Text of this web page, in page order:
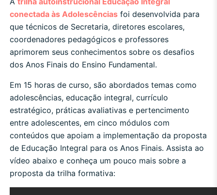
conectada às Adolescências foi desenvolvida para
que técnicos de Secretaria, diretores escolares,
coordenadores pedagógicos e professores
aprimorem seus conhecimentos sobre os desafios
dos Anos Finais do Ensino Fundamental.
Em 15 horas de curso, são abordados temas como
adolescências, educação integral, currículo
estratégico, práticas avaliativas e pertencimento
entre adolescentes, em cinco módulos com
conteúdos que apoiam a implementação da proposta
de Educação Integral para os Anos Finais. Assista ao
vídeo abaixo e conheça um pouco mais sobre a
proposta da trilha formativa: